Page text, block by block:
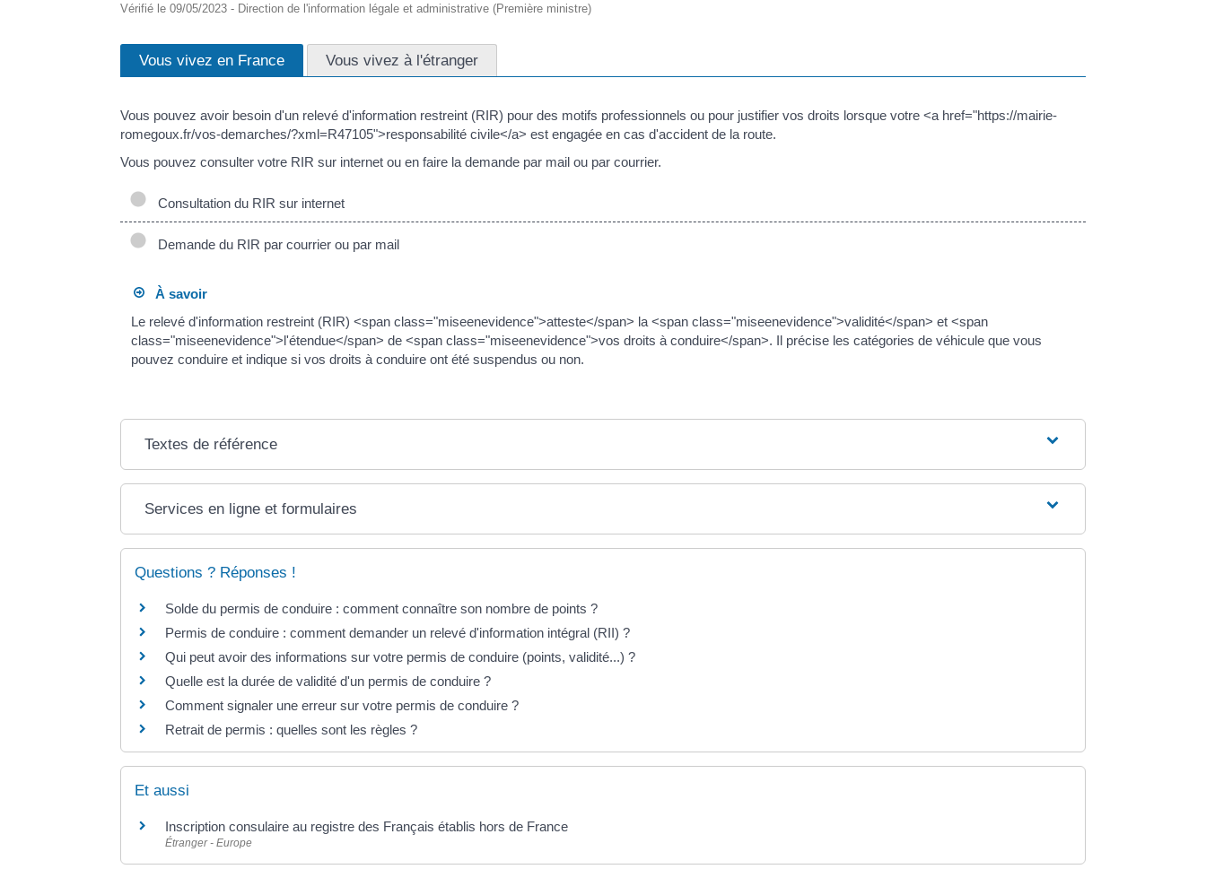
Vérifié le 09/05/2023 - Direction de l'information légale et administrative (Première ministre)
Vous vivez en France Vous vivez à l'étranger
Vous pouvez avoir besoin d'un relevé d'information restreint (RIR) pour des motifs professionnels ou pour justifier vos droits lorsque votre <a href="https://mairie-
romegoux.fr/vos-demarches/?xml=R47105">responsabilité civile</a> est engagée en cas d'accident de la route.
Vous pouvez consulter votre RIR sur internet ou en faire la demande par mail ou par courrier.
Consultation du RIR sur internet
Demande du RIR par courrier ou par mail
À savoir
Le relevé d'information restreint (RIR) <span class="miseenevidence">atteste</span> la <span class="miseenevidence">validité</span> et <span
class="miseenevidence">l'étendue</span> de <span class="miseenevidence">vos droits à conduire</span>. Il précise les catégories de véhicule que vous
pouvez conduire et indique si vos droits à conduire ont été suspendus ou non.
Textes de référence
Services en ligne et formulaires
Questions ? Réponses !
Solde du permis de conduire : comment connaître son nombre de points ?
Permis de conduire : comment demander un relevé d'information intégral (RII) ?
Qui peut avoir des informations sur votre permis de conduire (points, validité...) ?
Quelle est la durée de validité d'un permis de conduire ?
Comment signaler une erreur sur votre permis de conduire ?
Retrait de permis : quelles sont les règles ?
Et aussi
Inscription consulaire au registre des Français établis hors de France
Étranger - Europe